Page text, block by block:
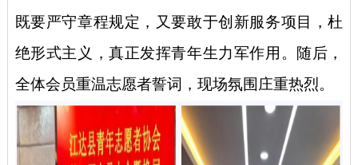
既要严守章程规定，又要敢于创新服务项目，杜
绝形式主义，真正发挥青年生力军作用。随后，
全体会员重温志愿者誓词，现场氛围庄重热烈。